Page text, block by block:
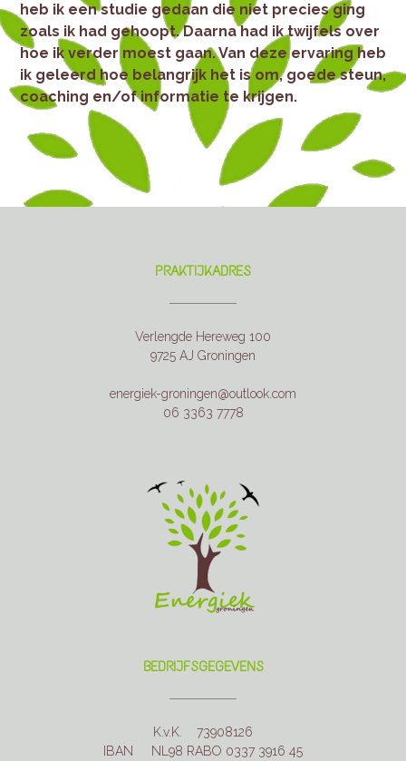
heb ik een studie gedaan die niet precies ging
zoals ik had gehoopt. Daarna had ik twijfels over
hoe ik verder moest gaan. Van deze ervaring heb
ik geleerd hoe belangrijk het is om, goede steun,
coaching en/of informatie te krijgen.
PRAKTIJKADRES
Verlengde Hereweg 100
9725 AJ Groningen
energiek-groningen@outlook.com
06 3363 7778
BEDRIJFSGEGEVENS
K.v.K. 73908126
IBAN NL98 RABO 0337 3916 45